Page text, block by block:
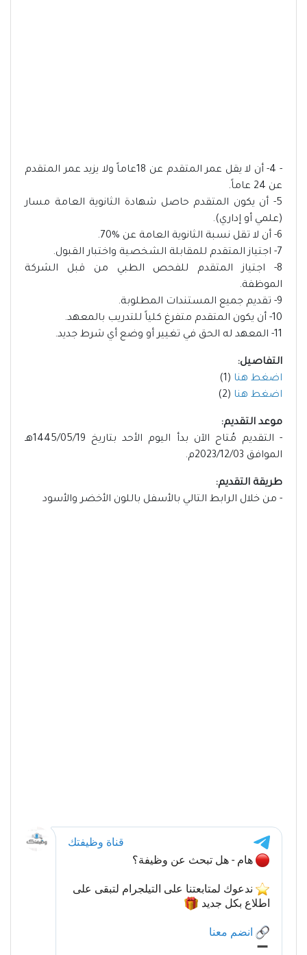
- 4- أن لا يقل عمر المتقدم عن 18عاماً ولا يزيد عمر المتقدم
عن 24 عاماً.
5- أن يكون المتقدم حاصل شهادة الثانوية العامة مسار
(علمي أو إداري).
6- أن لا تقل نسبة الثانوية العامة عن %70.
7- اجتياز المتقدم للمقابلة الشخصية واختبار القبول.
8- اجتياز المتقدم للفحص الطبي من قبل الشركة
الموظفة.
9- تقديم جميع المستندات المطلوبة.
10- أن يكون المتقدم متفرغ كلياً للتدريب بالمعهد.
11- المعهد له الحق في تغيير أو وضع أي شرط جديد.
التفاصيل:
اضغط هنا (1)
اضغط هنا (2)
موعد التقديم:
- التقديم مُتاح الآن بدأ اليوم الأحد بتاريخ 1445/05/19هـ
الموافق 2023/12/03م.
طريقة التقديم:
- من خلال الرابط التالي بالأسفل باللون الأخضر والأسود